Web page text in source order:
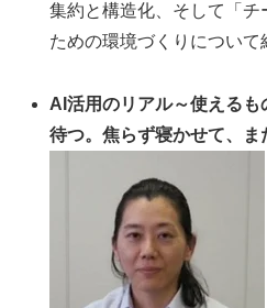
集約と構造化、そして「
ための環境づくりについて
AI活用のリアル～使える
待つ。焦らず寝かせて、ま